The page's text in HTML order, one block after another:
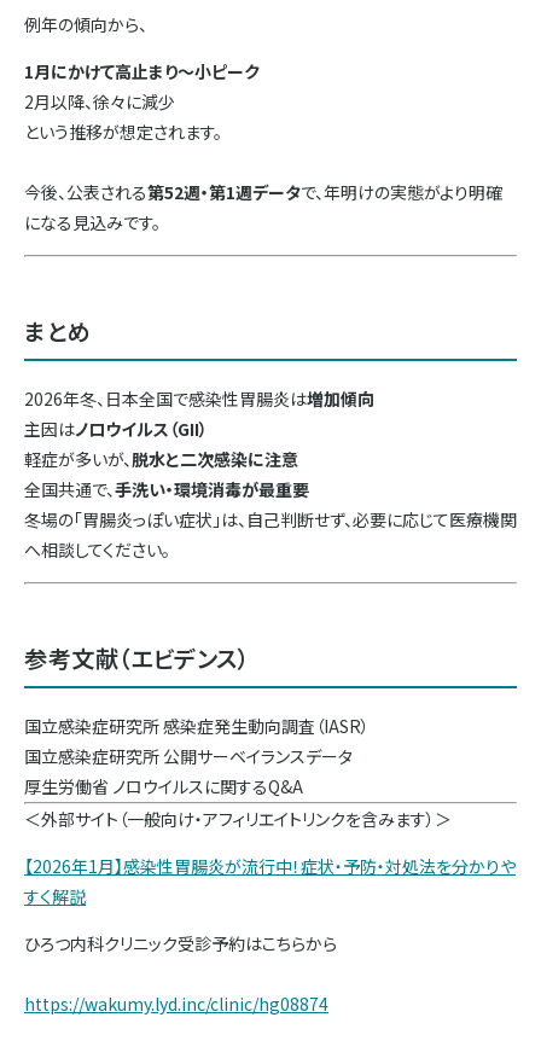
例年の傾向から、
1月にかけて高止まり〜小ピーク
2月以降、徐々に減少
という推移が想定されます。
今後、公表される第52週・第1週データで、年明けの実態がより明確
になる見込みです。
まとめ
2026年冬、日本全国で感染性胃腸炎は増加傾向
主因はノロウイルス（GII）
軽症が多いが、脱水と二次感染に注意
全国共通で、手洗い・環境消毒が最重要
冬場の「胃腸炎っぽい症状」は、自己判断せず、必要に応じて医療機関
へ相談してください。
参考文献（エビデンス）
国立感染症研究所 感染症発生動向調査（IASR）
国立感染症研究所 公開サーベイランスデータ
厚生労働省 ノロウイルスに関するQ&A
＜外部サイト（一般向け・アフィリエイトリンクを含みます）＞
【2026年1月】感染性胃腸炎が流行中！症状・予防・対処法を分かりや
すく解説
ひろつ内科クリニック受診予約はこちらから
https://wakumy.lyd.inc/clinic/hg08874